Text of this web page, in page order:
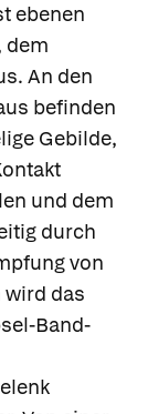
ebenen
dem
An den
befinden
Gebilde,
und dem
durch
von
wird das
Band-